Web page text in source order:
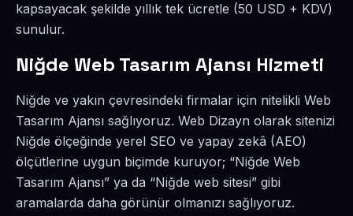
kapsayacak şekilde yıllık tek ücretle (50 USD + KDV)
sunulur.
Niğde Web Tasarım Ajansı Hizmeti
Niğde ve yakın çevresindeki firmalar için nitelikli Web
Tasarım Ajansı sağlıyoruz. Web Dizayn olarak sitenizi
Niğde ölçeğinde yerel SEO ve yapay zekâ (AEO)
ölçütlerine uygun biçimde kuruyor; “Niğde Web
Tasarım Ajansı” ya da “Niğde web sitesi” gibi
aramalarda daha görünür olmanızı sağlıyoruz.